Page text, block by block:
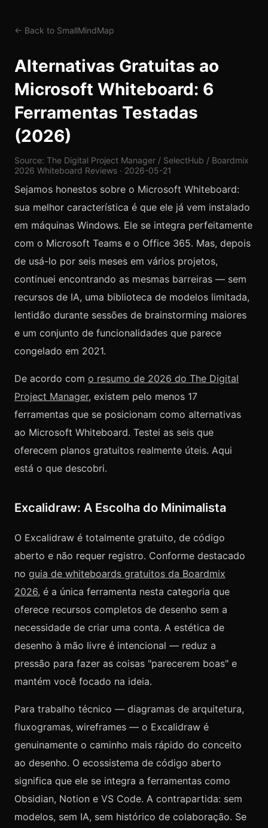
← Back to SmallMindMap
Alternativas Gratuitas ao
Microsoft Whiteboard: 6
Ferramentas Testadas
(2026)
Source: The Digital Project Manager / SelectHub / Boardmix
2026 Whiteboard Reviews · 2026-05-21
Sejamos honestos sobre o Microsoft Whiteboard:
sua melhor característica é que ele já vem instalado
em máquinas Windows. Ele se integra perfeitamente
com o Microsoft Teams e o Office 365. Mas, depois
de usá-lo por seis meses em vários projetos,
continuei encontrando as mesmas barreiras — sem
recursos de IA, uma biblioteca de modelos limitada,
lentidão durante sessões de brainstorming maiores
e um conjunto de funcionalidades que parece
congelado em 2021.
De acordo com o resumo de 2026 do The Digital
Project Manager, existem pelo menos 17
ferramentas que se posicionam como alternativas
ao Microsoft Whiteboard. Testei as seis que
oferecem planos gratuitos realmente úteis. Aqui
está o que descobri.
Excalidraw: A Escolha do Minimalista
O Excalidraw é totalmente gratuito, de código
aberto e não requer registro. Conforme destacado
no guia de whiteboards gratuitos da Boardmix
2026, é a única ferramenta nesta categoria que
oferece recursos completos de desenho sem a
necessidade de criar uma conta. A estética de
desenho à mão livre é intencional — reduz a
pressão para fazer as coisas "parecerem boas" e
mantém você focado na ideia.
Para trabalho técnico — diagramas de arquitetura,
fluxogramas, wireframes — o Excalidraw é
genuinamente o caminho mais rápido do conceito
ao desenho. O ecossistema de código aberto
significa que ele se integra a ferramentas como
Obsidian, Notion e VS Code. A contrapartida: sem
modelos, sem IA, sem histórico de colaboração. Se